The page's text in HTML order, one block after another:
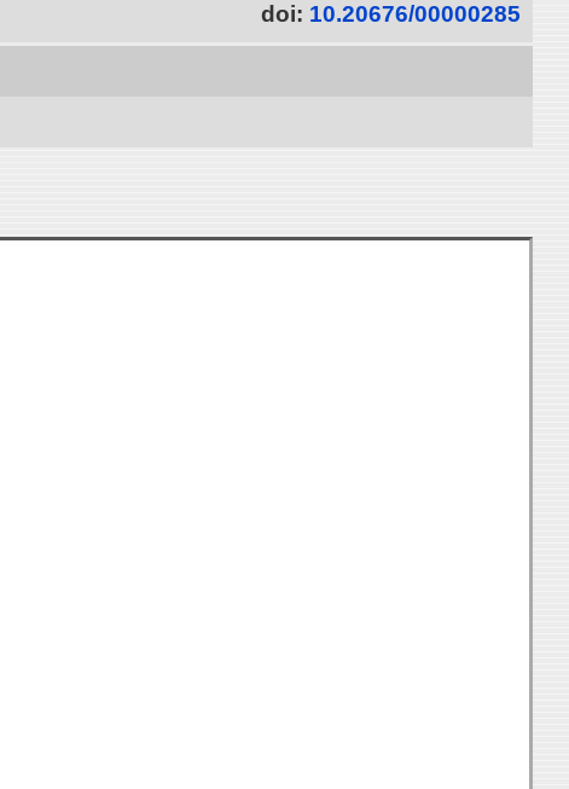
doi: 10.20676/00000285